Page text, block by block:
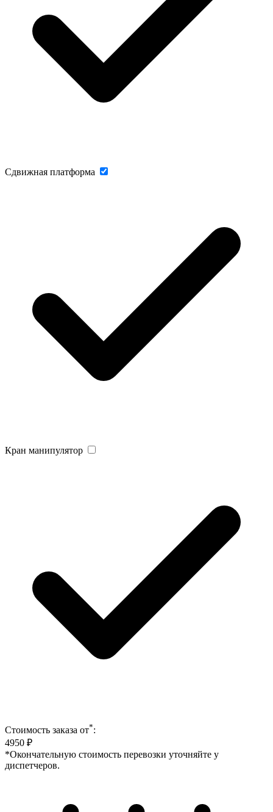
Сдвижная платформа
Кран манипулятор
Стоимость заказа от*:
4950 ₽
*Окончательную стоимость перевозки уточняйте у
диспетчеров.